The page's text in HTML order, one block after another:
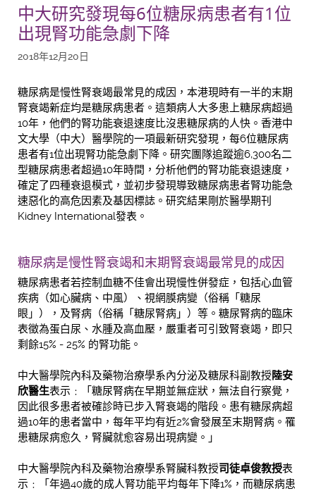
中大研究發現每6位糖尿病患者有1位
出現腎功能急劇下降
2018年12月20日
糖尿病是慢性腎衰竭最常見的成因，本港現時有一半的末期
腎衰竭新症均是糖尿病患者。這類病人大多患上糖尿病超過
10年，他們的腎功能衰退速度比沒患糖尿病的人快。香港中
文大學（中大）醫學院的一項最新研究發現，每6位糖尿病
患者有1位出現腎功能急劇下降。研究團隊追蹤逾6,300名二
型糖尿病患者超過10年時間，分析他們的腎功能衰退速度，
確定了四種衰退模式，並初步發現導致糖尿病患者腎功能急
速惡化的高危因素及基因標誌。研究結果剛於醫學期刊
Kidney International發表。
糖尿病是慢性腎衰竭和末期腎衰竭最常見的成因
糖尿病患者若控制血糖不佳會出現慢性併發症，包括心血管
疾病（如心臟病、中風）、視網膜病變（俗稱「糖尿
眼」），及腎病（俗稱「糖尿腎病」）等。糖尿腎病的臨床
表徵為蛋白尿、水腫及高血壓，嚴重者可引致腎衰竭，即只
剩餘15% - 25% 的腎功能。
中大醫學院內科及藥物治療學系內分泌及糖尿科副教授陸安
欣醫生表示﹕「糖尿腎病在早期並無症狀，無法自行察覺，
因此很多患者被確診時已步入腎衰竭的階段。患有糖尿病超
過10年的患者當中，每年平均有近2%會發展至末期腎病。罹
患糖尿病愈久，腎臟就愈容易出現病變。」
中大醫學院內科及藥物治療學系腎臟科教授司徒卓俊教授表
示﹕「年過40歲的成人腎功能平均每年下降1%，而糖尿病患